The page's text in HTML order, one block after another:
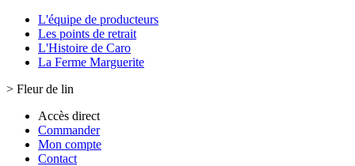
L'équipe de producteurs
Les points de retrait
L'Histoire de Caro
La Ferme Marguerite
> Fleur de lin
Accès direct
Commander
Mon compte
Contact